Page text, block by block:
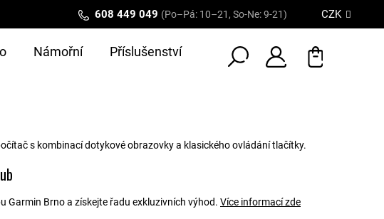
608 449 049 (Po–Pá: 10–21, So-Ne: 9-21) CZK
Námořní Příslušenství
s kombinací dotykové obrazovky a klasického ovládání tlačítky.
Garmin Brno a získejte řadu exkluzivních výhod. Více informací zde